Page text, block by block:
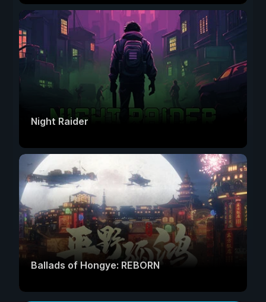
Night Raider
Ballads of Hongye: REBORN